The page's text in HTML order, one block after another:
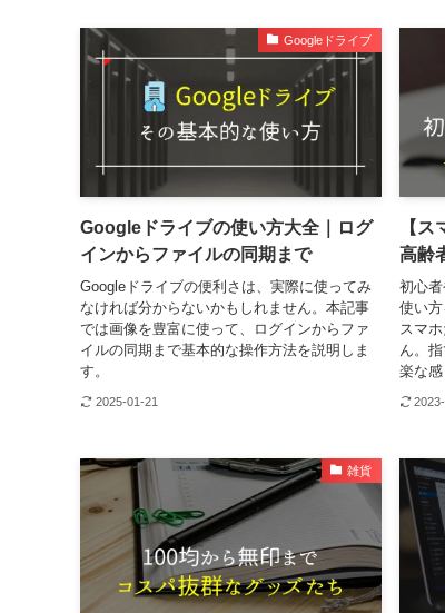
Googleドライブ
Googleドライブの使い方大全｜ログ
インからファイルの同期まで
Googleドライブの便利さは、実際に使ってみ
なければ分からないかもしれません。本記事
では画像を豊富に使って、ログインからファ
イルの同期まで基本的な操作方法を説明しま
す。
2025-01-21
【
高齢
初心
使い方
スマ
ん。
楽な感
雑貨